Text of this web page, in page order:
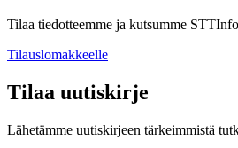
Tilaa tiedotteemme ja kutsumme
Tilauslomakkeelle
Tilaa uutiskirje
Lähetämme uutiskirjeen tärkeimmistä